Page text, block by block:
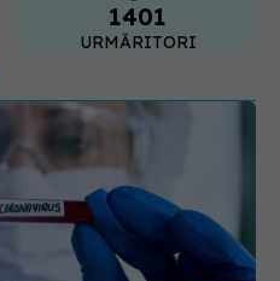
1401
URMĂRITORI